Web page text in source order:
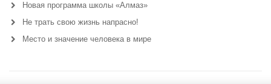
Новая программа школы «Алмаз»
Не трать свою жизнь напрасно!
Место и значение человека в мире